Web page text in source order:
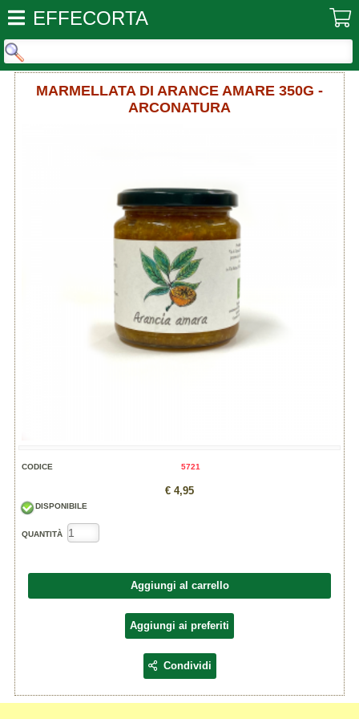
EFFECORTA
MARMELLATA DI ARANCE AMARE 350G -
ARCONATURA
CODICE 5721
€ 4,95
DISPONIBILE
QUANTITÀ
Aggiungi al carrello
Aggiungi ai preferiti
Condividi